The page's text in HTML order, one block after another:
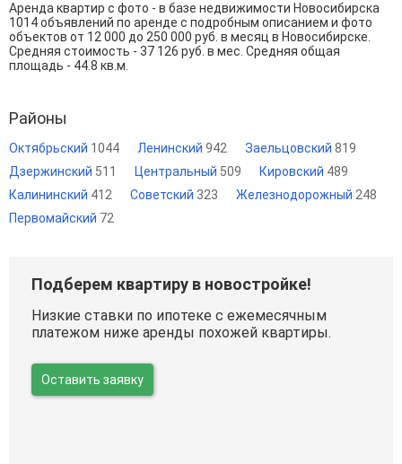
Аренда квартир с фото - в базе недвижимости Новосибирска
1014 объявлений по аренде с подробным описанием и фото
объектов от 12 000 до 250 000 руб. в месяц в Новосибирске.
Средняя стоимость - 37 126 руб. в мес. Средняя общая
площадь - 44.8 кв.м.
Районы
Октябрьский 1044 Ленинский 942 Заельцовский 819
Дзержинский 511 Центральный 509 Кировский 489
Калининский 412 Советский 323 Железнодорожный 248
Первомайский 72
Подберем квартиру в новостройке!
Низкие ставки по ипотеке с ежемесячным
платежом ниже аренды похожей квартиры.
Оставить заявку